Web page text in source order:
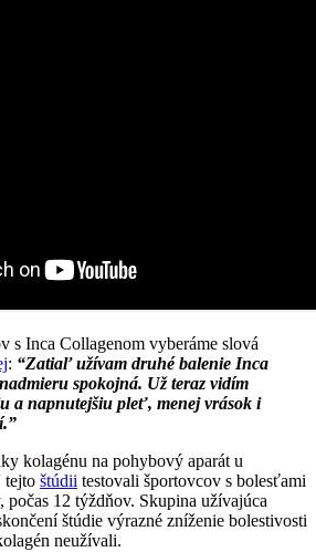
s Inca Collagenom vyberáme slová
: “Zatiaľ užívam druhé balenie Inca
spokojná. Už teraz vidím
a napnutejšiu pleť, menej vrások i
kolagénu na pohybový aparát u
tejto štúdii testovali športovcov s bolesťami
12 týždňov. Skupina užívajúca
štúdie výrazné zníženie bolestivosti
neužívali.